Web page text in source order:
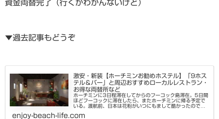
資金両替完了（行くかわかんないけど）
▼過去記事もどうぞ
激安・新装【ホーチミンお勧めホステル】「9ホス
テル＆バー」と周辺おすすめローカルレストラン・
お得な両替所など
ホーチミンに3日程滞在してからのフーコック島滞在。5日間
ほどフーコックに滞在したら、またホーチミンに帰る予定で
いる。渡航前、日本は花粉がいつにもまして酷かったので、
在した激安で清潔なホス...
enjoy-beach-life.com